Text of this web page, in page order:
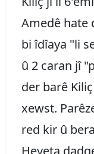
Amedê hate
bi îdîaya "li
û 2 caran jî
der barê
xewst.
red kir û
Heyeta